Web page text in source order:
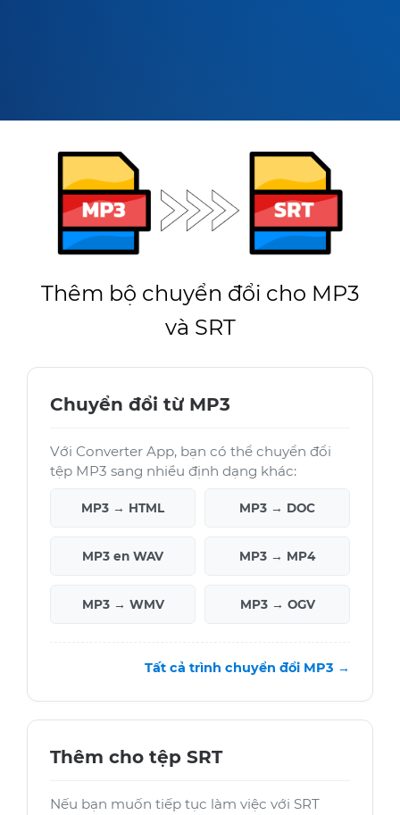
Thêm bộ chuyển đổi cho MP3
và SRT
Chuyển đổi từ MP3
Với Converter App, bạn có thể chuyển đổi
tệp MP3 sang nhiều định dạng khác:
MP3 → HTML MP3 → DOC
MP3 en WAV MP3 → MP4
MP3 → WMV MP3 → OGV
Tất cả trình chuyển đổi MP3 →
Thêm cho tệp SRT
Nếu bạn muốn tiếp tục làm việc với SRT